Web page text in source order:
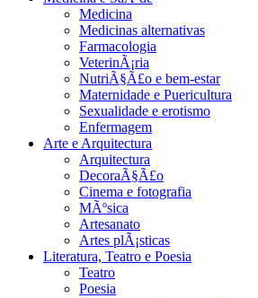
Medicina
Medicinas alternativas
Farmacologia
VeterinÃ¡ria
NutriÃ§Ã£o e bem-estar
Maternidade e Puericultura
Sexualidade e erotismo
Enfermagem
Arte e Arquitectura
Arquitectura
DecoraÃ§Ã£o
Cinema e fotografia
MÃºsica
Artesanato
Artes plÃ¡sticas
Literatura, Teatro e Poesia
Teatro
Poesia